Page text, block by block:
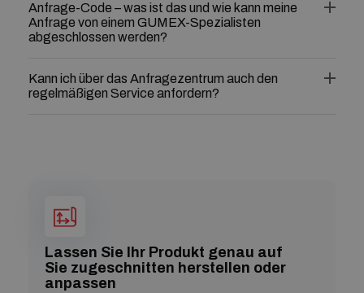
Anfrage-Code – was ist das und wie kann meine
Anfrage von einem GUMEX-Spezialisten
abgeschlossen werden?
Kann ich über das Anfragezentrum auch den
regelmäßigen Service anfordern?
Lassen Sie Ihr Produkt genau auf
Sie zugeschnitten herstellen oder
anpassen